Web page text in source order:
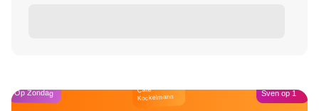
Op Zondag Café
Kockelmann Sven op 1